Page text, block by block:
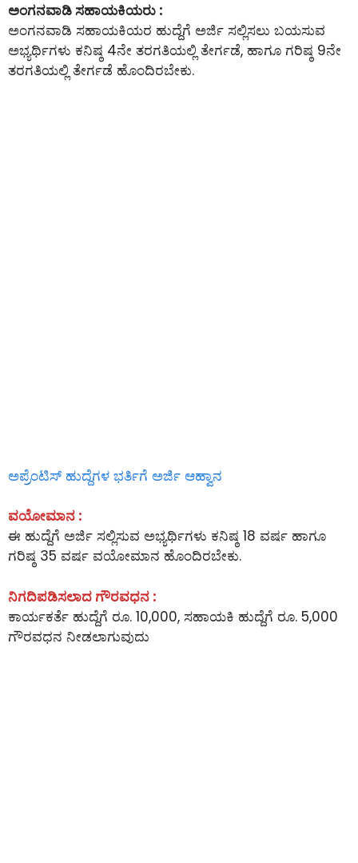
ಅಂಗನವಾಡಿ ಸಹಾಯಕಿಯರು :
ಅಂಗನವಾಡಿ ಸಹಾಯಕಿಯರ ಹುದ್ದೆಗೆ ಅರ್ಜಿ ಸಲ್ಲಿಸಲು ಬಯಸುವ
ಅಭ್ಯರ್ಥಿಗಳು ಕನಿಷ್ಠ 4ನೇ ತರಗತಿಯಲ್ಲಿ ತೇರ್ಗಡೆ, ಹಾಗೂ ಗರಿಷ್ಠ 9ನೇ
ತರಗತಿಯಲ್ಲಿ ತೇರ್ಗಡೆ ಹೊಂದಿರಬೇಕು.
ಅಪ್ರೆಂಟಿಸ್ ಹುದ್ದೆಗಳ ಭರ್ತಿಗೆ ಅರ್ಜಿ ಆಹ್ವಾನ
ವಯೋಮಾನ :
ಈ ಹುದ್ದೆಗೆ ಅರ್ಜಿ ಸಲ್ಲಿಸುವ ಅಭ್ಯರ್ಥಿಗಳು ಕನಿಷ್ಠ 18 ವರ್ಷ ಹಾಗೂ
ಗರಿಷ್ಠ 35 ವರ್ಷ ವಯೋಮಾನ ಹೊಂದಿರಬೇಕು.
ನಿಗದಿಪಡಿಸಲಾದ ಗೌರವಧನ :
ಕಾರ್ಯಕರ್ತೆ ಹುದ್ದೆಗೆ ರೂ. 10,000, ಸಹಾಯಕಿ ಹುದ್ದೆಗೆ ರೂ. 5,000
ಗೌರವಧನ ನೀಡಲಾಗುವುದು